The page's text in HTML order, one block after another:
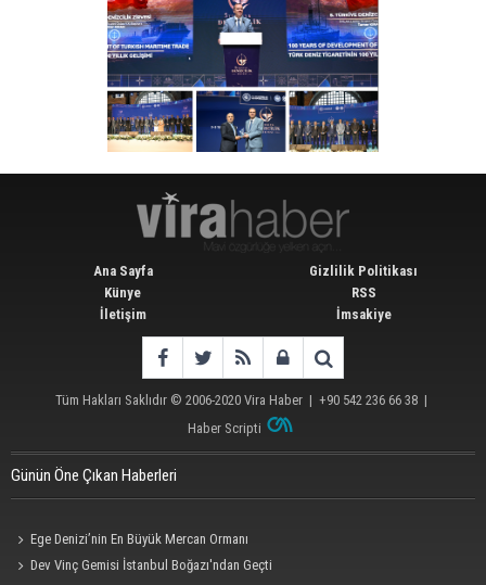
Ana Sayfa
Künye
İletişim
Gizlilik Politikası
RSS
İmsakiye
Tüm Hakları Saklıdır © 2006-2020 Vira Haber | +90 542 236 66 38 |
Haber Scripti
Günün Öne Çıkan Haberleri
Ege Denizi’nin En Büyük Mercan Ormanı
Dev Vinç Gemisi İstanbul Boğazı'ndan Geçti